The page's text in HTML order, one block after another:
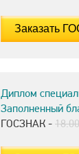
Диплом
Заполненный
ГОСЗНАК -